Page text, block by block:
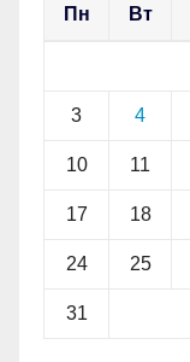
Пн Вт
3 4
10 11
17 18
24 25
31